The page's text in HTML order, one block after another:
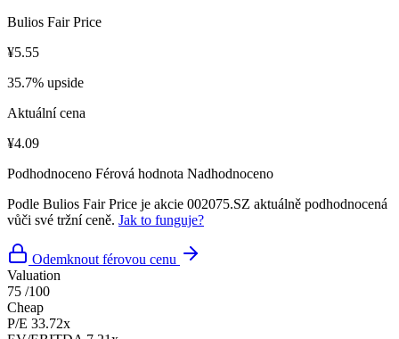
Bulios Fair Price
¥5.55
35.7% upside
Aktuální cena
¥4.09
Podhodnoceno Férová hodnota Nadhodnoceno
Podle Bulios Fair Price je akcie 002075.SZ aktuálně podhodnocená
vůči své tržní ceně. Jak to funguje?
Odemknout férovou cenu
Valuation
75 /100
Cheap
P/E 33.72x